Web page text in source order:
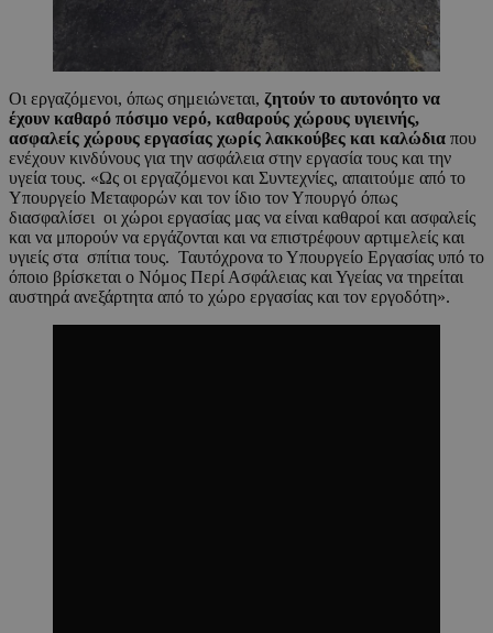
Οι εργαζόμενοι, όπως σημειώνεται, ζητούν το αυτονόητο να
έχουν καθαρό πόσιμο νερό, καθαρούς χώρους υγιεινής,
ασφαλείς χώρους εργασίας χωρίς λακκούβες και καλώδια που
ενέχουν κινδύνους για την ασφάλεια στην εργασία τους και την
υγεία τους. «Ως οι εργαζόμενοι και Συντεχνίες, απαιτούμε από το
Υπουργείο Μεταφορών και τον ίδιο τον Υπουργό όπως
διασφαλίσει οι χώροι εργασίας μας να είναι καθαροί και ασφαλείς
και να μπορούν να εργάζονται και να επιστρέφουν αρτιμελείς και
υγιείς στα σπίτια τους. Ταυτόχρονα το Υπουργείο Εργασίας υπό το
όποιο βρίσκεται ο Νόμος Περί Ασφάλειας και Υγείας να τηρείται
αυστηρά ανεξάρτητα από το χώρο εργασίας και τον εργοδότη».